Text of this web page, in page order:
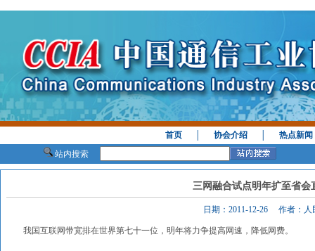
首页 │协会介绍 │热点新闻
站内搜索
三网融合试点明年扩至省会
日期：2011-12-26 作者：人
我国互联网带宽排在世界第七十一位，明年将力争提高网速，降低网费。